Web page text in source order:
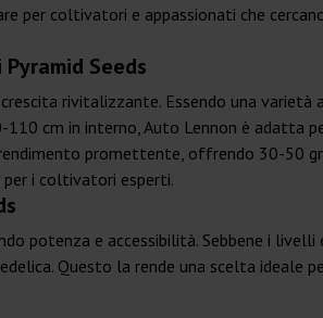
per coltivatori e appassionati che
Seeds
rivitalizzante. Essendo una
cm in interno, Auto Lennon è adatta
promettente, offrendo 30-50
per i coltivatori esperti.
potenza e accessibilità. Sebbene i
Questo la rende una scelta ideale